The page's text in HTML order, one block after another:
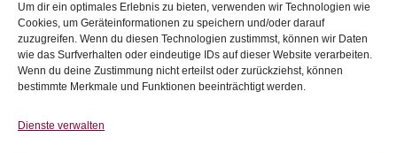
Um dir ein optimales Erlebnis zu bieten, verwenden wir Technologien wie
Cookies, um Geräteinformationen zu speichern und/oder darauf
zuzugreifen. Wenn du diesen Technologien zustimmst, können wir Daten
wie das Surfverhalten oder eindeutige IDs auf dieser Website verarbeiten.
Wenn du deine Zustimmung nicht erteilst oder zurückziehst, können
bestimmte Merkmale und Funktionen beeinträchtigt werden.
Dienste verwalten
Uni-Jersey hellblau
€14,50/m
inkl. 20 % MwSt.
Uni-Jersey rosa
€14,50 /m
inkl. 20 % MwSt.